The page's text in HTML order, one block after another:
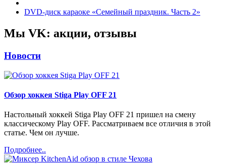
DVD-диск караоке «Семейный праздник. Часть 2»
Мы VK: акции, отзывы
Новости
Обзор хоккея Stiga Play OFF 21
Настольный хоккей Stiga Play OFF 21 пришел на смену
классическому Play OFF. Рассматриваем все отличия в этой
статье. Чем он лучше.
Подробнее..